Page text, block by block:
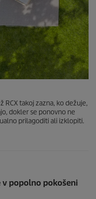
takoj zazna, ko dežuje,
dokler se ponovno ne
prilagoditi ali izklopiti.
popolno pokošeni